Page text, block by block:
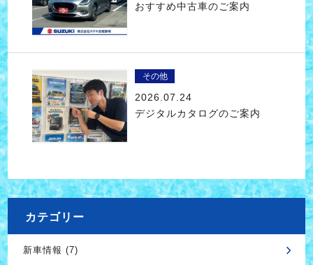
おすすめ中古車のご案内
その他
2026.07.24
デジタルカタログのご案内
カテゴリー
新車情報 (7)